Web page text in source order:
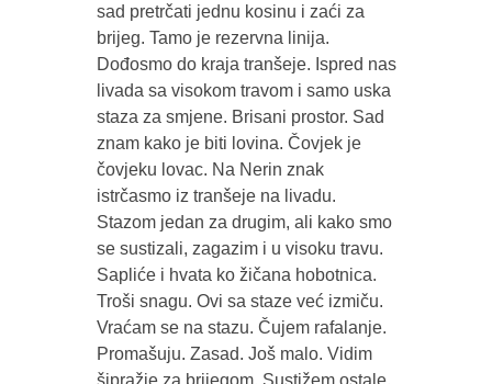
sad pretrčati jednu kosinu i zaći za
brijeg. Tamo je rezervna linija.
Dođosmo do kraja tranšeje. Ispred nas
livada sa visokom travom i samo uska
staza za smjene. Brisani prostor. Sad
znam kako je biti lovina. Čovjek je
čovjeku lovac. Na Nerin znak
istrčasmo iz tranšeje na livadu.
Stazom jedan za drugim, ali kako smo
se sustizali, zagazim i u visoku travu.
Sapliće i hvata ko žičana hobotnica.
Troši snagu. Ovi sa staze već izmiču.
Vraćam se na stazu. Čujem rafalanje.
Promašuju. Zasad. Još malo. Vidim
šipražje za brijegom. Sustižem ostale.